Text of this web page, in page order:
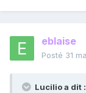
eblaise
Posté 31
Lucilio a dit :